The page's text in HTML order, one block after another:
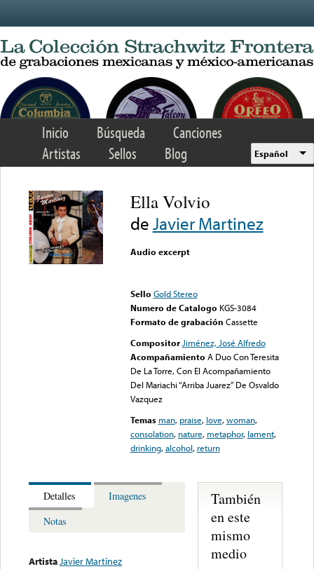
Inicio Búsqueda
Canciones
Artistas
Sellos Blog Español
Ella Volvio
deJavier Martinez
Audio excerpt
Sello Gold Stereo
Numero de Catalogo KGS-3084
Formato de grabación Cassette
Compositor Jiménez, José Alfredo
Acompañamiento A Duo Con Teresita
De La Torre, Con El Acompañamiento
Del Mariachi “Arriba Juarez” De Osvaldo
Vazquez
Temas man, praise, love,woman,
consolation, nature, metaphor, lament,
drinking,alcohol, return
Detalles
Imagenes
Notas
ArtistaJavier Martinez
También
en este
mismo
medio